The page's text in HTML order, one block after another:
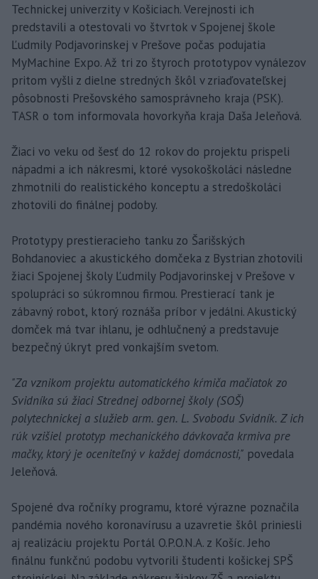
Technickej univerzity v Košiciach. Verejnosti ich
predstavili a otestovali vo štvrtok v Spojenej škole
Ľudmily Podjavorinskej v Prešove počas podujatia
MyMachine Expo. Až tri zo štyroch prototypov vynálezov
pritom vyšli z dielne stredných škôl v zriaďovateľskej
pôsobnosti Prešovského samosprávneho kraja (PSK).
TASR o tom informovala hovorkyňa kraja Daša Jeleňová.
Žiaci vo veku od šesť do 12 rokov do projektu prispeli
nápadmi a ich nákresmi, ktoré vysokoškoláci následne
zhmotnili do realistického konceptu a stredoškoláci
zhotovili do finálnej podoby.
Prototypy prestieracieho tanku zo Šarišských
Bohdanoviec a akustického domčeka z Bystrian zhotovili
žiaci Spojenej školy Ľudmily Podjavorinskej v Prešove v
spolupráci so súkromnou firmou. Prestierací tank je
zábavný robot, ktorý roznáša príbor v jedálni. Akustický
domček má tvar ihlanu, je odhlučnený a predstavuje
bezpečný úkryt pred vonkajším svetom.
"Za vznikom projektu automatického kŕmiča mačiatok zo
Svidníka sú žiaci Strednej odbornej školy (SOŠ)
polytechnickej a služieb arm. gen. L. Svobodu Svidník. Z ich
rúk vzišiel prototyp mechanického dávkovača krmiva pre
mačky, ktorý je oceniteľný v každej domácnosti," povedala
Jeleňová.
Spojené dva ročníky programu, ktoré výrazne poznačila
pandémia nového koronavírusu a uzavretie škôl priniesli
aj realizáciu projektu Portál O.P.O.N.A. z Košíc. Jeho
finálnu funkčnú podobu vytvorili študenti košickej SPŠ